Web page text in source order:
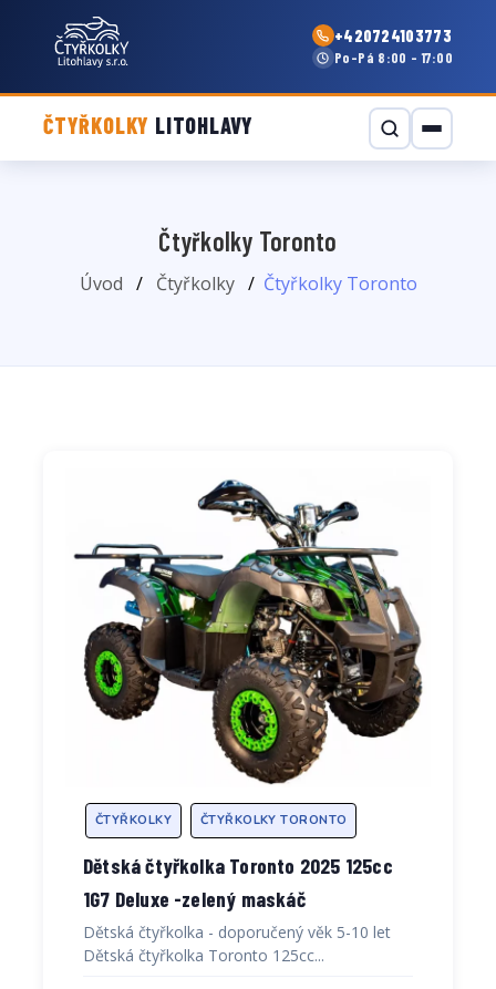
+420724103773
Po–Pá 8:00 - 17:00
ČTYŘKOLKY LITOHLAVY
Čtyřkolky Toronto
Úvod Čtyřkolky Čtyřkolky Toronto
ČTYŘKOLKY ČTYŘKOLKY TORONTO
Dětská čtyřkolka Toronto 2025 125cc
1G7 Deluxe -zelený maskáč
Dětská čtyřkolka - doporučený věk 5-10 let
Dětská čtyřkolka Toronto 125cc...